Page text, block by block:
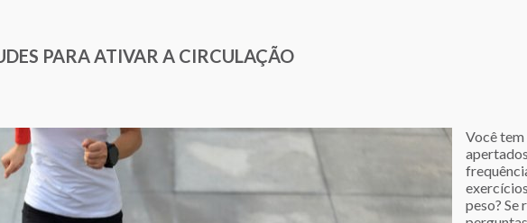
PARA ATIVAR A CIRCULAÇÃO
Você tem
peso? Se